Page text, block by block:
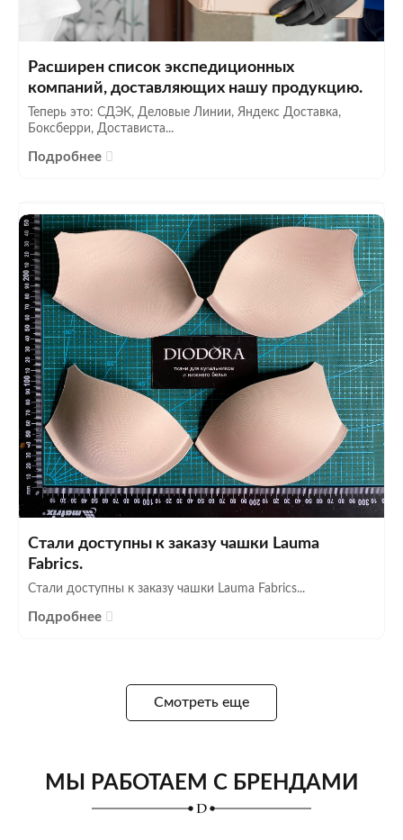
Расширен список экспедиционных
компаний, доставляющих нашу продукцию.
Теперь это: СДЭК, Деловые Линии, Яндекс Доставка,
Боксберри, Достависта...
Подробнее
Стали доступны к заказу чашки Lauma
Fabrics.
Стали доступны к заказу чашки Lauma Fabrics...
Подробнее
Смотреть еще
МЫ РАБОТАЕМ С БРЕНДАМИ